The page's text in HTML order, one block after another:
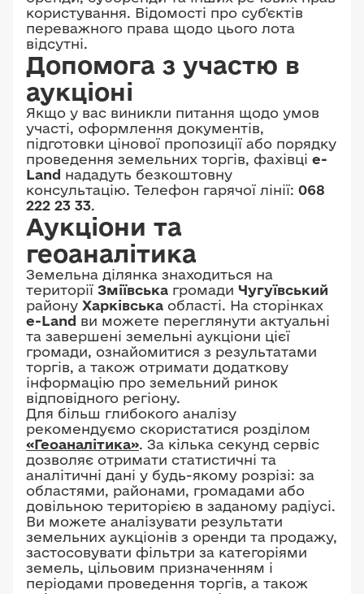
користування. Відомості про суб'єктів
переважного права щодо цього лота
відсутні.
Допомога з участю в
аукціоні
Якщо у вас виникли питання щодо умов
участі, оформлення документів,
підготовки цінової пропозиції або порядку
проведення земельних торгів, фахівці e-
Land нададуть безкоштовну
консультацію. Телефон гарячої лінії: 068
222 23 33.
Аукціони та
геоаналітика
Земельна ділянка знаходиться на
території Зміївська громади Чугуївський
району Харківська області. На сторінках
e-Land ви можете переглянути актуальні
та завершені земельні аукціони цієї
громади, ознайомитися з результатами
торгів, а також отримати додаткову
інформацію про земельний ринок
відповідного регіону.
Для більш глибокого аналізу
рекомендуємо скористатися розділом
«Геоаналітика». За кілька секунд сервіс
дозволяє отримати статистичні та
аналітичні дані у будь-якому розрізі: за
областями, районами, громадами або
довільною територією в заданому радіусі.
Ви можете аналізувати результати
земельних аукціонів з оренди та продажу,
застосовувати фільтри за категоріями
земель, цільовим призначенням і
періодами проведення торгів, а також